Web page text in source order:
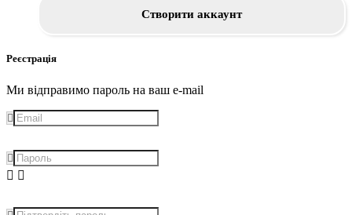
Створити аккаунт
Реєстрація
Ми відправимо пароль на ваш e-mail